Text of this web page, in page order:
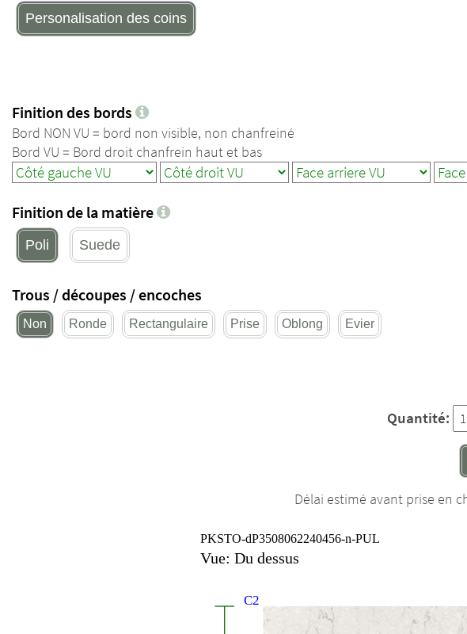
Personalisation des coins
Finition des bords
Bord NON VU = bord non visible, non chanfreiné
Bord VU = Bord droit chanfrein haut et bas
Finition de la matière
Poli Suede
Trous / découpes / encoches
Non Ronde Rectangulaire Prise Oblong Evier
Quantité:
Délai estimé avant prise en